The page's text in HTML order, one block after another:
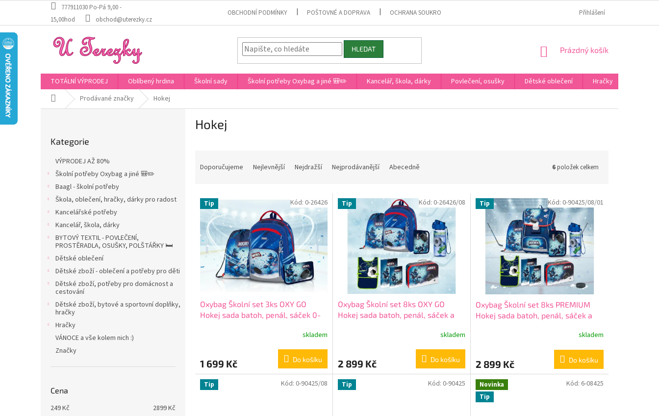
obsah
777911030 Po-Pá 9,00 -
15,00hod
obchod@uterezky.cz
OBCHODNÍ PODMÍNKY POŠTOVNÉ A DOPRAVA OCHRANA SOUKROMÍ HODNOCENÍ NA HEURÉCE
Přihlášení
HLEDAT
NÁKUPNÍ
Prázdný košík
TOTÁLNÍ VÝPRODEJ Oblíbený hrdina Školní sady Školní potřeby Oxybag a jiné 🎒✏️ Kancelář, škola, dárky Povlečení, osušky Dětské oblečení Hračky
Domů Prodávané značky Hokej
kategorie
Kategorie
VÝPRODEJ AŽ 80%
Školní potřeby Oxybag a jiné 🎒✏️
Baagl - školní potřeby
Škola, oblečení, hračky, dárky pro radost
Kancelářské potřeby
Kancelář, škola, dárky
BYTOVÝ TEXTIL - POVLEČENÍ,
PROSTĚRADLA, OSUŠKY, POLŠTÁŘKY 🛏️
Dětské oblečení
Dětské zboží - oblečení a potřeby pro děti
Dětské zboží, potřeby pro domácnost a
cestování
Dětské zboží, bytové a sportovní doplňky,
hračky
Hračky
VÁNOCE a vše kolem nich :)
Značky
Cena
249Kč 2899Kč
Hokej
n
p
Doporučujeme Nejlevnější Nejdražší Nejprodávanější Abecedně 6položek celkem
V
p
p
Tip
Oxybag Školní set 3ks OXY GO
Hokej sada batoh, penál, sáček 0-
skladem
1 699 Kč Do košíku
Kód: 0-26426 Tip
Oxybag Školní set 8ks OXY GO
Hokej sada batoh, penál, sáček a
skladem
2 899 Kč Do košíku
Kód: 0-26426/08 Tip
Oxybag Školní set 8ks PREMIUM
Hokej sada batoh, penál, sáček a
skladem
2 899 Kč Do košíku
Kód: 0-90425/08/01
Tip Kód: 0-90425/08 Tip Kód: 0-90425
Novinka
Tip
Kód: 6-08425